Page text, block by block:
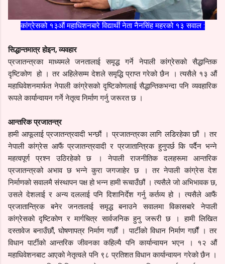
कांग्रेसको १३औं महाधिशनबारे विद्यार्थी नेता नैनसिंह महरको १३ सवाल :
सिद्धान्तमात्र होइन, व्यवहार
प्रजातन्त्रका माध्यमले जनतालाई समृद्ध गर्ने नेपाली कांग्रेसको सैद्धान्तिक
दृष्टिकोण हो । तर अहिलेसम्म देशले समृद्धि प्राप्त गरेको छैन । त्यसैले १३ औं
महाधिवेशनमार्फत नेपाली कांग्रेसको दृष्टिकोणलाई सैद्धान्तिकभन्दा पनि व्यवहारिक
रूपले कार्यान्वायन गर्ने नेतृत्व निर्माण गर्नु जरूरत छ ।
आन्तरिक प्रजातन्त्र
हामी आफूलाई प्रजातन्त्रवादी भन्छौं । प्रजातन्त्रका लागि लडिरहेका छौं । तर
नेपाली कांग्रेस आफैं प्रजातन्त्रवादी र प्रजातान्त्रिक हुनुपर्छ कि पर्दैन भन्ने
महत्वपूर्ण प्रश्न उठिरहेको छ । नेपाली राजनीतिक दलहरूमा आन्तरिक
प्रजातन्त्रको अभाव छ भन्ने कुरा जगजाहेर छ । तर नेपाली कांग्रेस देश
निर्माणको सवालमै संस्थापन पक्ष हो भन्न हामी रूचाउँछौं । त्यसैले जो अभिभावक छ,
उसले देशलाई र अन्य दललाई पनि दिशानिर्देश गर्नु कर्तव्य हो । त्यसैले आफैं
प्रजातान्त्रिक बनेर जनतालाई समृद्ध बनाउने सवालमा विकासबारे नेपाली
कांग्रेसको दृष्टिकोण र मार्गचित्र सार्वजनिक हुनु जरूरी छ । हामी लिखित
दस्तावेज बनाउँछौं, घोषणापत्र निर्माण गर्छौं । पार्टीको विधान निर्माण गर्छौं । तर
विधान पार्टीको आन्तरिक जीवनका कहिल्यै पनि कार्यान्वायन भएन । १२ औं
महाधिवेशनबाट आएको नेतृत्वले पनि ९८ प्रतिशत विधान कार्यान्वायन गरेको छैन ।